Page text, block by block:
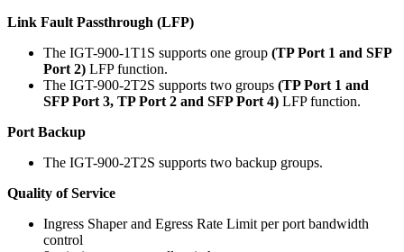
Link Fault Passthrough (LFP)
The IGT-900-1T1S supports one group (TP Port 1 and SFP
Port 2) LFP function.
The IGT-900-2T2S supports two groups (TP Port 1 and
SFP Port 3, TP Port 2 and SFP Port 4) LFP function.
Port Backup
The IGT-900-2T2S supports two backup groups.
Quality of Service
Ingress Shaper and Egress Rate Limit per port bandwidth
control